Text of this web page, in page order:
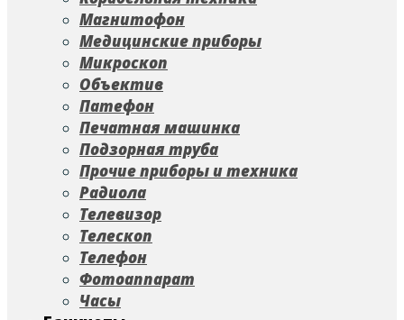
Магнитофон
Медицинские приборы
Микроскоп
Объектив
Патефон
Печатная машинка
Подзорная труба
Прочие приборы и техника
Радиола
Телевизор
Телескоп
Телефон
Фотоаппарат
Часы